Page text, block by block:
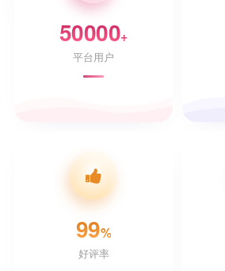
50000+
平台用户
99%
好评率